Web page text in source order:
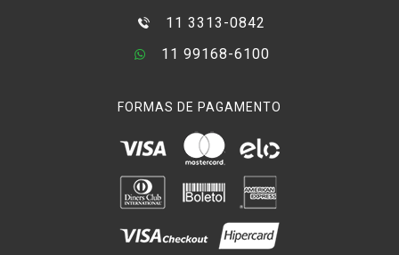
11 3313-0842
11 99168-6100
FORMAS DE PAGAMENTO